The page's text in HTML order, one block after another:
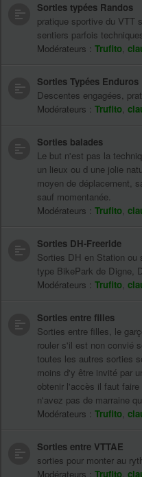
Sorties typées Randos
pratique sportive du VTT
sentiers parfois
Modérateurs : Trufito,
Sorties Typées Enduros
Descentes engagées,
Modérateurs : Trufito,
Sorties balades
Le but n'est pas la
un lieux ou d une jolie
moyen de déplacement,
sauf momentanée.
Modérateurs : Trufito,
Sorties DH-Freeride
Sorties DH en Station ou
type BikePark de Digne,
Modérateurs : Trufito,
Sorties entre filles
Sorties entre filles, le
rouler s'il est non convié
toutes les autres sorties
moins d'y être invité par
obtenir l'accès il faut
n'avez pas de marraine
Modérateurs : Trufito,
Sorties entre VTTAE
sorties pour monter au
Modérateurs : Trufito,